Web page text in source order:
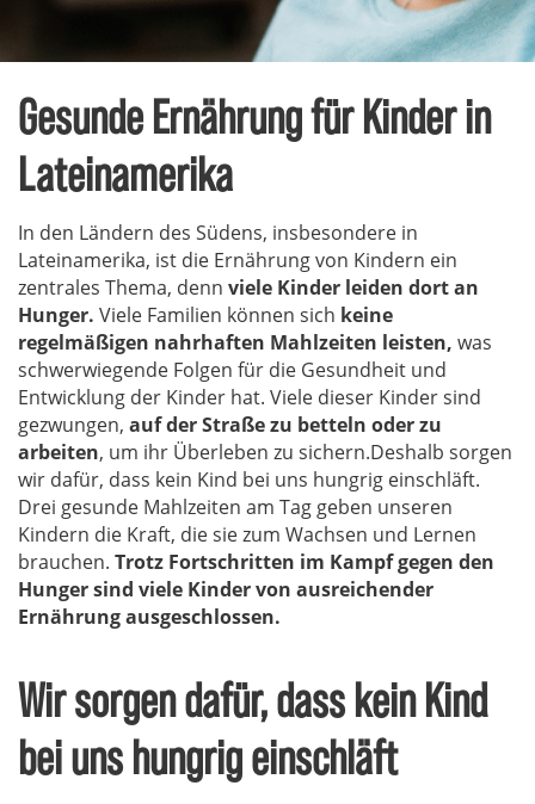
Gesunde Ernährung für Kinder in
Lateinamerika
In den Ländern des Südens, insbesondere in
Lateinamerika, ist die Ernährung von Kindern ein
zentrales Thema, denn viele Kinder leiden dort an
Hunger. Viele Familien können sich keine
regelmäßigen nahrhaften Mahlzeiten leisten, was
schwerwiegende Folgen für die Gesundheit und
Entwicklung der Kinder hat. Viele dieser Kinder sind
gezwungen, auf der Straße zu betteln oder zu
arbeiten, um ihr Überleben zu sichern.Deshalb sorgen
wir dafür, dass kein Kind bei uns hungrig einschläft.
Drei gesunde Mahlzeiten am Tag geben unseren
Kindern die Kraft, die sie zum Wachsen und Lernen
brauchen. Trotz Fortschritten im Kampf gegen den
Hunger sind viele Kinder von ausreichender
Ernährung ausgeschlossen.
Wir sorgen dafür, dass kein Kind
bei uns hungrig einschläft